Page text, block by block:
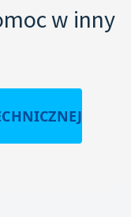
w inny